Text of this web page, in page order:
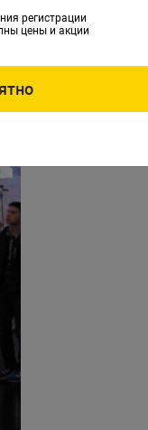
регистрации
цены и акции